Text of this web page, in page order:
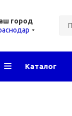
город
Каталог